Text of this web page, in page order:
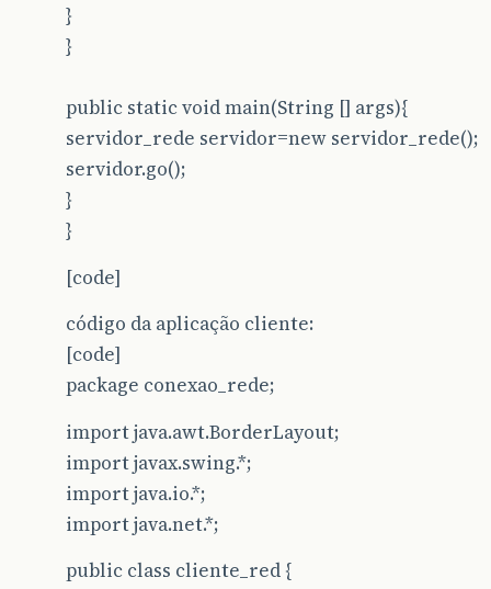
}
}
public static void main(String [] args){
servidor_rede servidor=new servidor_rede();
servidor.go();
}
}
[code]
código da aplicação cliente:
[code]
package conexao_rede;
import java.awt.BorderLayout;
import javax.swing.*;
import java.io.*;
import java.net.*;
public class cliente_red {